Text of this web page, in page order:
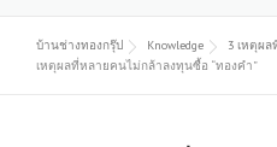
บ้านช่างทองกรุ๊ป Knowledge 3 เหตุผ
เหตุผลที่หลายคนไม่กล้าลงทุนซื้อ “ทองคำ”